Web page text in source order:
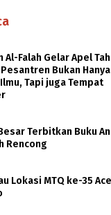
Falah Gelar Apel
Pesantren Bukan Hanya
Tapi juga Tempat
Terbitkan Buku
Rencong
Lokasi MTQ ke-35